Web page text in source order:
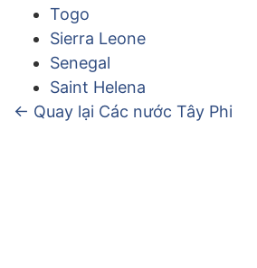
Togo
Sierra Leone
Senegal
Saint Helena
← Quay lại Các nước Tây Phi